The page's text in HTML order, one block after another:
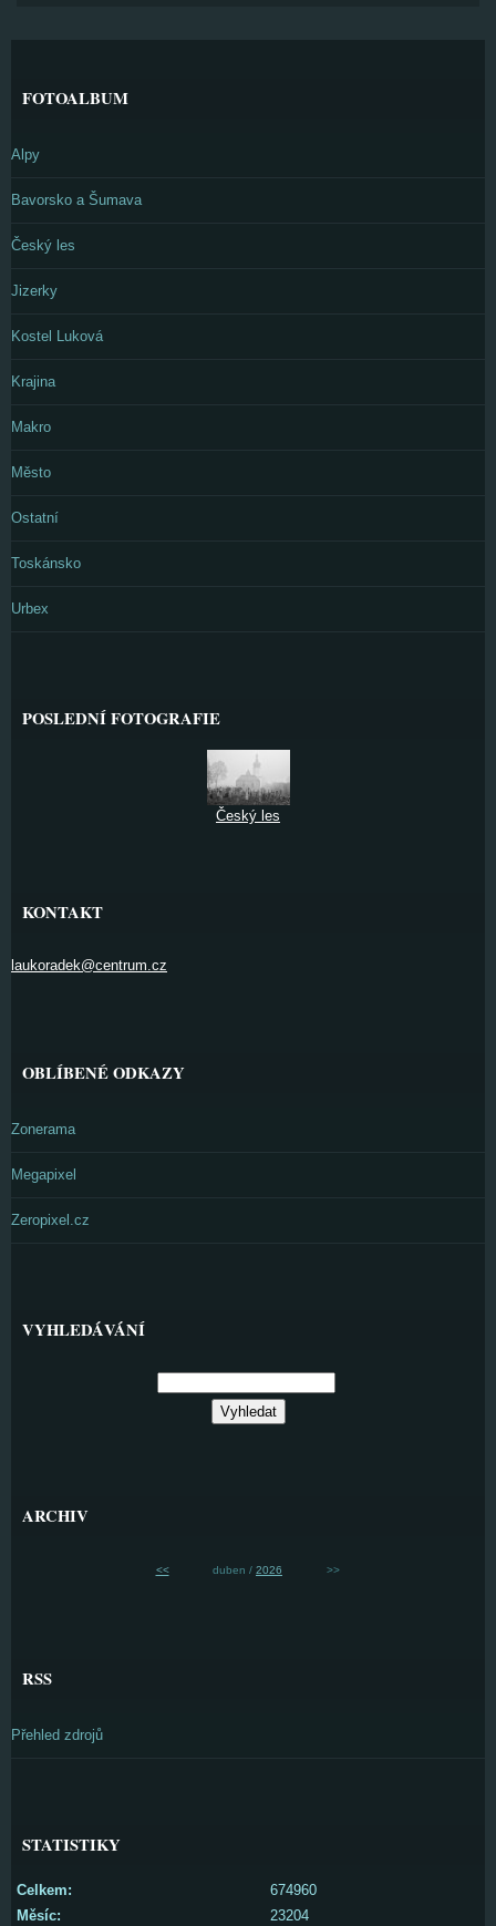
FOTOALBUM
Alpy
Bavorsko a Šumava
Český les
Jizerky
Kostel Luková
Krajina
Makro
Město
Ostatní
Toskánsko
Urbex
POSLEDNÍ FOTOGRAFIE
Český les
KONTAKT
laukoradek@centrum.cz
OBLÍBENÉ ODKAZY
Zonerama
Megapixel
Zeropixel.cz
VYHLEDÁVÁNÍ
ARCHIV
<< duben / 2026 >>
RSS
Přehled zdrojů
STATISTIKY
Celkem:
674960
Měsíc:
23204